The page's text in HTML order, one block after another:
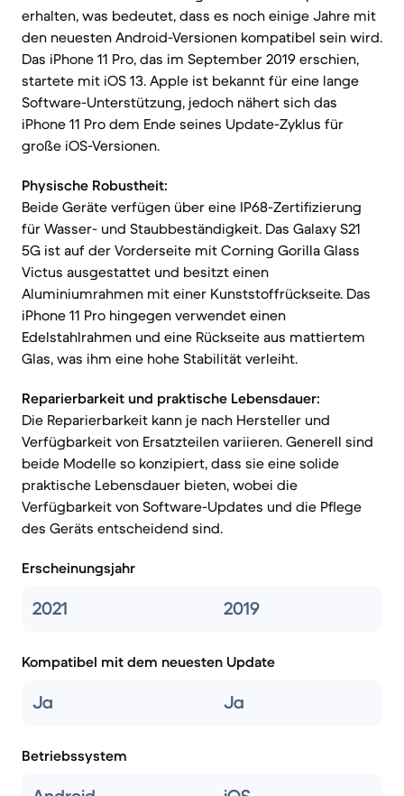
erhalten, was bedeutet, dass es noch einige Jahre mit
den neuesten Android-Versionen kompatibel sein wird.
Das iPhone 11 Pro, das im September 2019 erschien,
startete mit iOS 13. Apple ist bekannt für eine lange
Software-Unterstützung, jedoch nähert sich das
iPhone 11 Pro dem Ende seines Update-Zyklus für
große iOS-Versionen.
Physische Robustheit:
Beide Geräte verfügen über eine IP68-Zertifizierung
für Wasser- und Staubbeständigkeit. Das Galaxy S21
5G ist auf der Vorderseite mit Corning Gorilla Glass
Victus ausgestattet und besitzt einen
Aluminiumrahmen mit einer Kunststoffrückseite. Das
iPhone 11 Pro hingegen verwendet einen
Edelstahlrahmen und eine Rückseite aus mattiertem
Glas, was ihm eine hohe Stabilität verleiht.
Reparierbarkeit und praktische Lebensdauer:
Die Reparierbarkeit kann je nach Hersteller und
Verfügbarkeit von Ersatzteilen variieren. Generell sind
beide Modelle so konzipiert, dass sie eine solide
praktische Lebensdauer bieten, wobei die
Verfügbarkeit von Software-Updates und die Pflege
des Geräts entscheidend sind.
Erscheinungsjahr
2021 2019
Kompatibel mit dem neuesten Update
Ja Ja
Betriebssystem